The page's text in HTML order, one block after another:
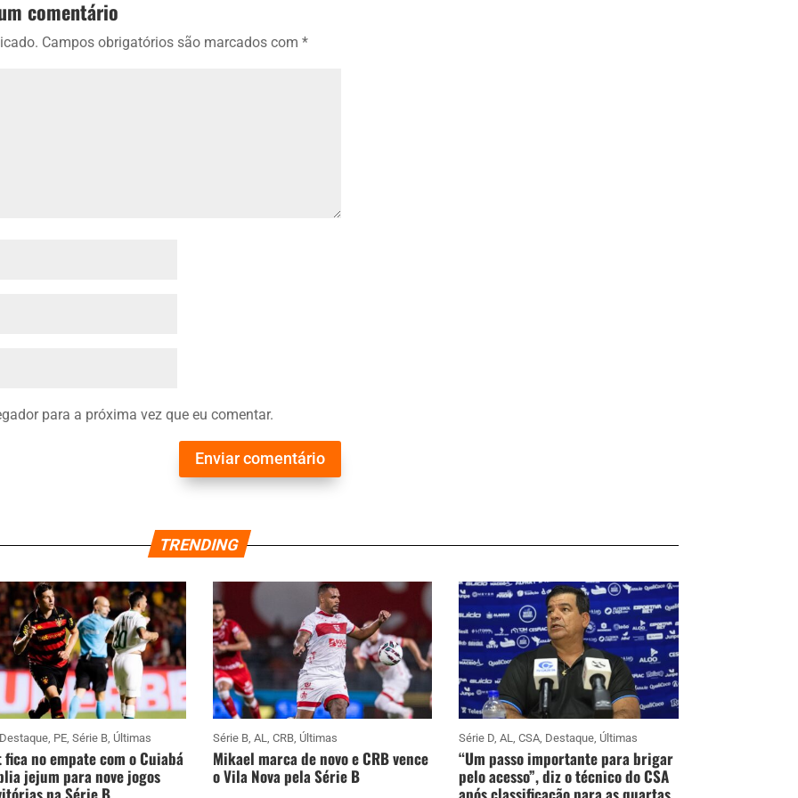
comentário
Campos obrigatórios são marcados com *
para a próxima vez que eu comentar.
Enviar comentário
TRENDING
, PE, Série B, Últimas
no empate com o Cuiabá
jejum para nove jogos
Série B AL CRB Últimas
Mikael marca de novo e CRB vence
o Vila Nova pela Série B
Série D ,AL ,CSA Destaque Últimas
“Um passo importante para brigar
pelo acesso”, diz o técnico do CSA